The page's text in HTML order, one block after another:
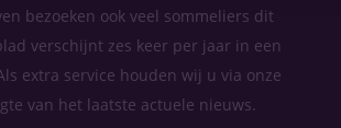
bezoeken ook veel sommeliers dit
verschijnt zes keer per jaar in een
extra service houden wij u via onze
van het laatste actuele nieuws.